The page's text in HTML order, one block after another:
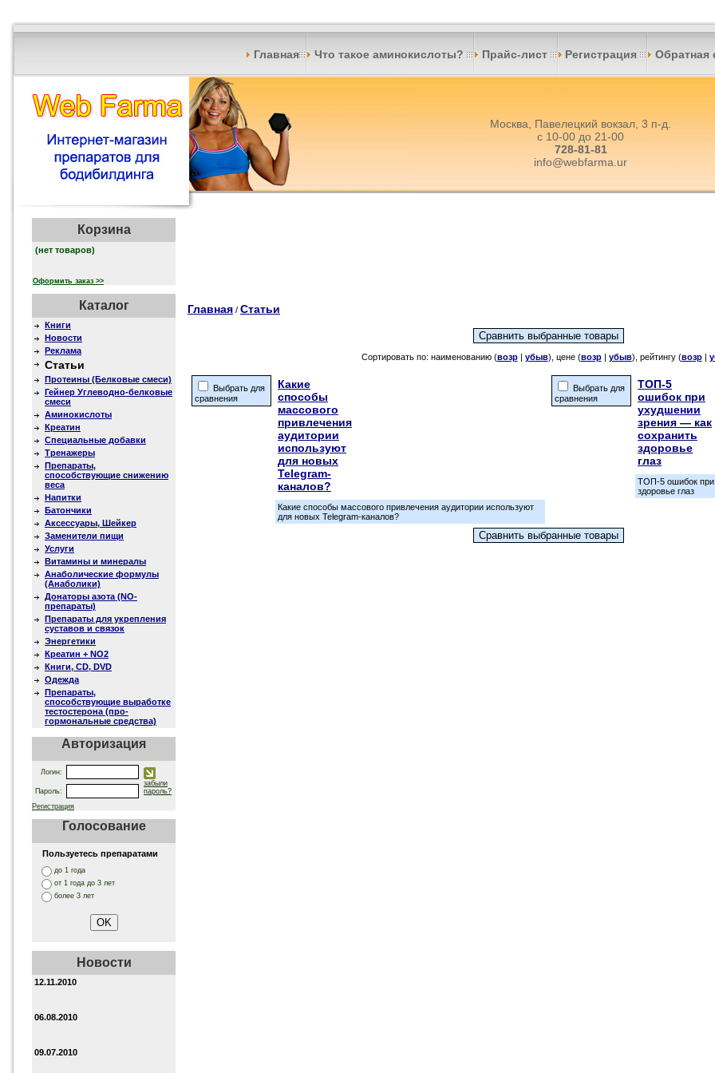
Главная Что такое аминокислоты? Прайс-лист Регистрация Обратная
Москва, Павелецкий вокзал, 3 п-д.
с 10-00 до 21-00
728-81-81
info@webfarma.ur
Корзина
(нет товаров)
Оформить заказ >>
Каталог
Книги
Новости
Реклама
Статьи
Протеины (Белковые смеси)
Гейнер Углеводно-белковые
смеси
Аминокислоты
Креатин
Специальные добавки
Тренажеры
Препараты,
способствующие снижению
веса
Напитки
Батончики
Аксессуары, Шейкер
Заменители пищи
Услуги
Витамины и минералы
Анаболические формулы
(Анаболики)
Донаторы азота (NO-
препараты)
Препараты для укрепления
суставов и связок
Энергетики
Креатин + NO2
Книги, CD, DVD
Одежда
Препараты,
способствующие выработке
тестостерона (про-
гормональные средства)
Авторизация
Логин:
Пароль:
забыли
пароль?
Регистрация
Голосование
Пользуетесь препаратами
до 1 года
от 1 года до 3 лет
более 3 лет
Новости
12.11.2010
06.08.2010
09.07.2010
Главная / Статьи
Сортировать по: наименованию (возр| убыв), цене (возр| убыв), рейтингу (возр|
Выбрать для
сравнения
Какие
способы
массового
привлечения
аудитории
используют
для новых
Telegram-
каналов?
Какие способы массового привлечения аудитории используют
для новых Telegram-каналов?
Выбрать для
сравнения
ТОП-5
ошибок при
ухудшении
зрения — как
сохранить
здоровье
глаз
ТОП-5 ошибок при
здоровье глаз